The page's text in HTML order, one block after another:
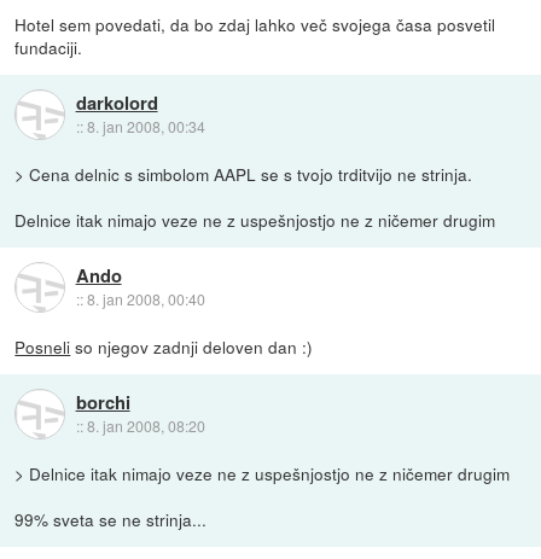
Hotel sem povedati, da bo zdaj lahko več svojega časa posvetil
fundaciji.
darkolord
::8. jan 2008, 00:34
> Cena delnic s simbolom AAPL se s tvojo trditvijo ne strinja.
Delnice itak nimajo veze ne z uspešnjostjo ne z ničemer drugim
Ando
::8. jan 2008, 00:40
Posneli so njegov zadnji deloven dan :)
borchi
::8. jan 2008, 08:20
> Delnice itak nimajo veze ne z uspešnjostjo ne z ničemer drugim
99% sveta se ne strinja...